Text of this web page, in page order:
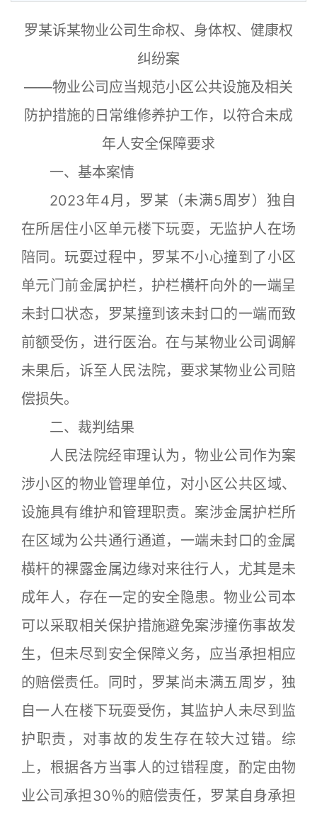
罗某诉某物业公司生命权、身体权、健康权
纠纷案
——物业公司应当规范小区公共设施及相关
防护措施的日常维修养护工作，以符合未成
年人安全保障要求
一、基本案情
2023年4月，罗某（未满5周岁）独自
在所居住小区单元楼下玩耍，无监护人在场
陪同。玩耍过程中，罗某不小心撞到了小区
单元门前金属护栏，护栏横杆向外的一端呈
未封口状态，罗某撞到该未封口的一端而致
前额受伤，进行医治。在与某物业公司调解
未果后，诉至人民法院，要求某物业公司赔
偿损失。
二、裁判结果
人民法院经审理认为，物业公司作为案
涉小区的物业管理单位，对小区公共区域、
设施具有维护和管理职责。案涉金属护栏所
在区域为公共通行通道，一端未封口的金属
横杆的裸露金属边缘对来往行人，尤其是未
成年人，存在一定的安全隐患。物业公司本
可以采取相关保护措施避免案涉撞伤事故发
生，但未尽到安全保障义务，应当承担相应
的赔偿责任。同时，罗某尚未满五周岁，独
自一人在楼下玩耍受伤，其监护人未尽到监
护职责，对事故的发生存在较大过错。综
上，根据各方当事人的过错程度，酌定由物
业公司承担30％的赔偿责任，罗某自身承担